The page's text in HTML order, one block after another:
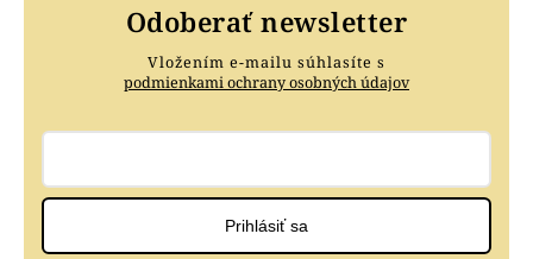
Odoberať newsletter
Vložením e-mailu súhlasíte s
podmienkami ochrany osobných údajov
Prihlásiť sa